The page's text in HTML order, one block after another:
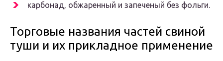
карбонад, обжаренный и запеченый без фольги.
Торговые названия частей свиной
туши и их прикладное применение